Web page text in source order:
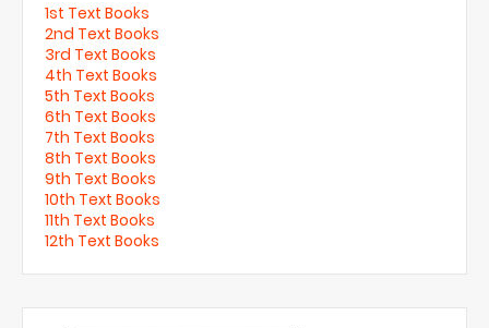
1st Text Books
2nd Text Books
3rd Text Books
4th Text Books
5th Text Books
6th Text Books
7th Text Books
8th Text Books
9th Text Books
10th Text Books
11th Text Books
12th Text Books